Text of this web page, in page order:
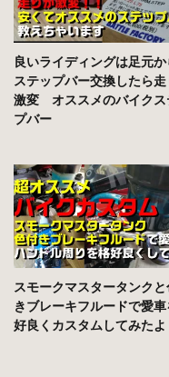
良いライディングは足元
ステップバー交換したら
激変 オススメのバイクス
プバー
スモークマスタータンク
きブレーキフルードで愛
好良くカスタムしてみたよ